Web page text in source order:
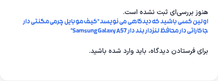
هنوز بررسی‌ای ثبت نشده است.
اولین کسی باشید که دیدگاهی می نویسد “کیف موبایل چرمی مگنتی دار
جاکاراتی دار محافظ لنزدار بند دار Samsung Galaxy A57”
برای فرستادن دیدگاه، بایدوارد شده باشید.